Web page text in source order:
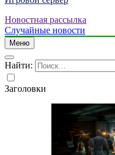
Новостная рассылка
Случайные новости
Меню
Найти:
Заголовки